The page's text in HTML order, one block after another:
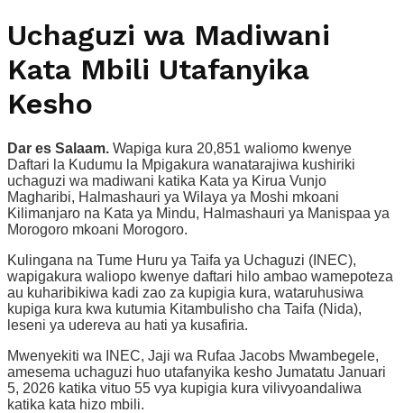
Uchaguzi wa Madiwani
Kata Mbili Utafanyika
Kesho
Dar es Salaam. Wapiga kura 20,851 waliomo kwenye
Daftari la Kudumu la Mpigakura wanatarajiwa kushiriki
uchaguzi wa madiwani katika Kata ya Kirua Vunjo
Magharibi, Halmashauri ya Wilaya ya Moshi mkoani
Kilimanjaro na Kata ya Mindu, Halmashauri ya Manispaa ya
Morogoro mkoani Morogoro.
Kulingana na Tume Huru ya Taifa ya Uchaguzi (INEC),
wapigakura waliopo kwenye daftari hilo ambao wamepoteza
au kuharibikiwa kadi zao za kupigia kura, wataruhusiwa
kupiga kura kwa kutumia Kitambulisho cha Taifa (Nida),
leseni ya udereva au hati ya kusafiria.
Mwenyekiti wa INEC, Jaji wa Rufaa Jacobs Mwambegele,
amesema uchaguzi huo utafanyika kesho Jumatatu Januari
5, 2026 katika vituo 55 vya kupigia kura vilivyoandaliwa
katika kata hizo mbili.